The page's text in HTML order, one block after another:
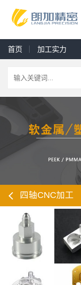
首页 加工实力
四轴CNC加工